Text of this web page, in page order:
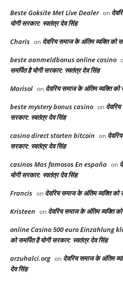
Beste Goksite Met Live Dealer on
योगी सरकार: स्वतंत्र देव सिंह
Charis on देवरिय समाज के अंतिम व्यक्ति को
beste aanmeldbonus online casino
समर्पित है योगी सरकार: स्वतंत्र देव सिंह
Marisol on देवरिय समाज के अंतिम व्यक्ति को
beste mystery bonus casino on देवरिय
सरकार: स्वतंत्र देव सिंह
casino direct storten bitcoin on
सरकार: स्वतंत्र देव सिंह
casinos Mas famosos En españa on
योगी सरकार: स्वतंत्र देव सिंह
Francis on देवरिय समाज के अंतिम व्यक्ति को
Kristeen on देवरिय समाज के अंतिम व्यक्ति
online Casino 500 euro Einzahlung
को समर्पित है योगी सरकार: स्वतंत्र देव सिंह
arzuhalci.org on देवरिय समाज के अंतिम
देव सिंह